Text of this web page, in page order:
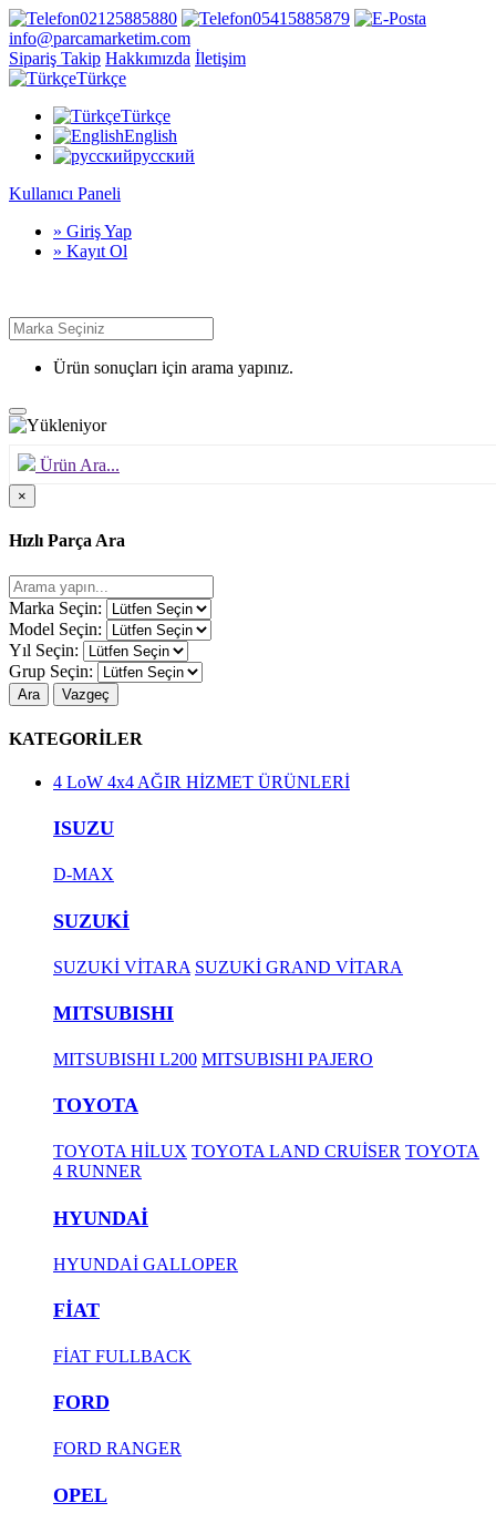
02125885880
05415885879
info@parcamarketim.com
Sipariş Takip Hakkımızda İletişim
Türkçe
Türkçe
English
русский
Kullanıcı Paneli
» Giriş Yap
» Kayıt Ol
Ürün sonuçları için arama yapınız.
Ürün Ara...
×
Hızlı Parça Ara
Marka Seçin:
Model Seçin:
Yıl Seçin:
Grup Seçin:
Ara Vazgeç
KATEGORİLER
4 LoW 4x4 AĞIR HİZMET ÜRÜNLERİ
ISUZU
D-MAX
SUZUKİ
SUZUKİ VİTARA SUZUKİ GRAND VİTARA
MITSUBISHI
MITSUBISHI L200 MITSUBISHI PAJERO
TOYOTA
TOYOTA HİLUX TOYOTA LAND CRUİSER TOYOTA
4 RUNNER
HYUNDAİ
HYUNDAİ GALLOPER
FİAT
FİAT FULLBACK
FORD
FORD RANGER
OPEL